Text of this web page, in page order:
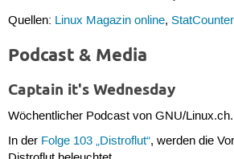
Quellen: Linux Magazin online, StatCounter
Podcast & Media
Captain it's Wednesday
Wöchentlicher Podcast von GNU/Linux.ch.
In der Folge 103 „Distroflut“, werden die